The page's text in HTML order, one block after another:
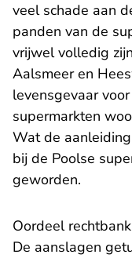
veel schade aan
panden van de
vrijwel volledig
Aalsmeer en
levensgevaar
supermarkten
Wat de
bij de Poolse
geworden.
Oordeel rechtbank
De aanslagen